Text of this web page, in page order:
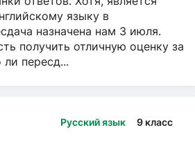
языку в
назначена нам 3 июля.
получить отличную оценку за
пересд...
Русский язык 9 класс